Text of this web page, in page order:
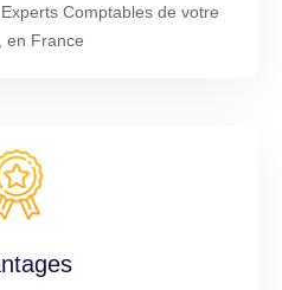
Comptables de votre
en France